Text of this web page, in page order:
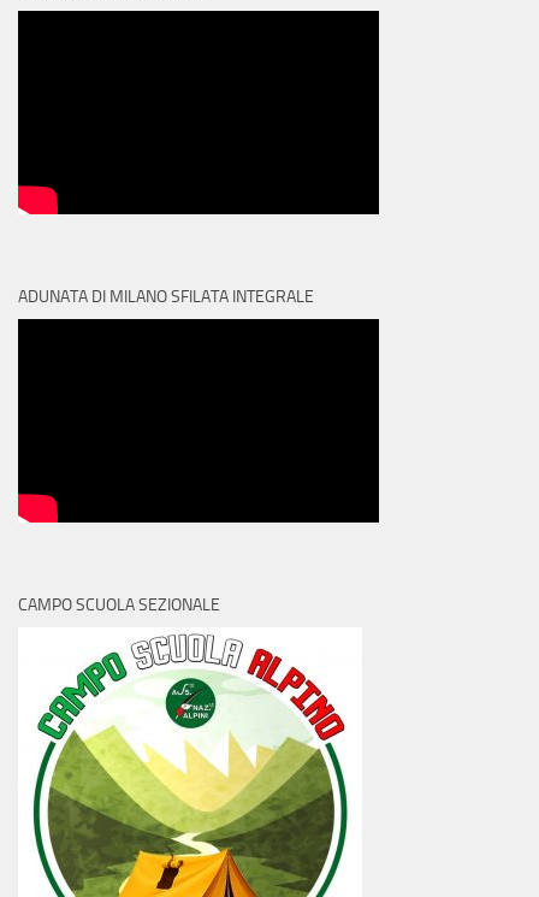
ADUNATA DI MILANO SFILATA INTEGRALE
CAMPO SCUOLA SEZIONALE